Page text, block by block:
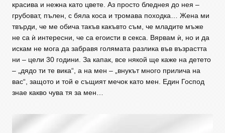
красива и нежна като цвете. Аз просто бледнея до нея –
грубоват, пълен, с бяла коса и тромава походка… Жена ми
твърди, че ме обича такъв какъвто съм, че младите мъже
не са ѝ интересни, че са егоисти в секса. Вярвам ѝ, но и да
искам не мога да забравя голямата разлика във възрастта
ни – цели 30 години. За капак, все някой ще каже на детето
– „дядо ти те вика“, а на мен – „внукът много прилича на
вас“, защото и той е същият мечок като мен. Един Господ
знае какво чува тя за мен…